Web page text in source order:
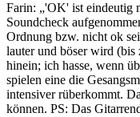
Farin: „'OK' ist eindeutig
Soundcheck
Ordnung bzw. nicht ok
lauter und böser wird (bis
hinein; ich hasse, wenn
spielen eine die
intensiver rüberkommt.
können. PS: Das